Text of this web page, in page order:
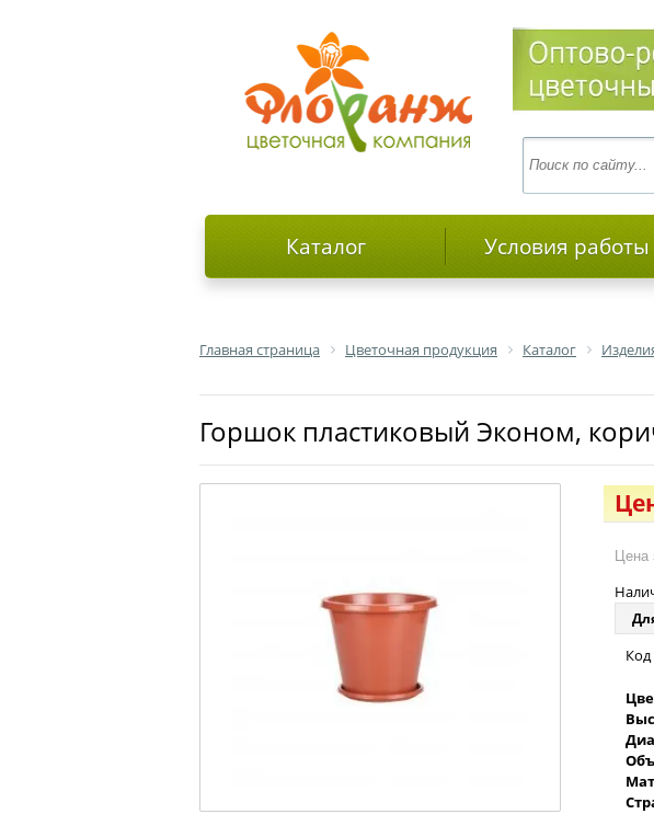
Каталог Условия работы
Главная страница Цветочная продукция Каталог
Горшок пластиковый Эконом,
Цена
Код